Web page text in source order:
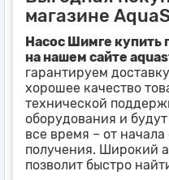
магазине
Насос Шимге
на нашем сайте
гарантируем
хорошее качество
технической
оборудования и
все время – от
получения. Широкий
позволит быстро